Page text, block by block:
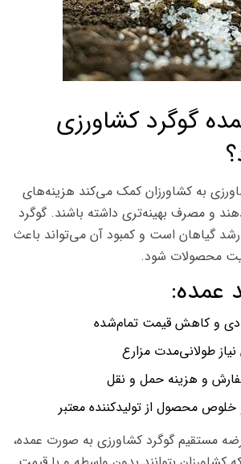
گوگرد کشاورزی
به کشاورزان کمک می‌کند هزینه‌های
و مصرف بهینه‌تری داشته باشند. گوگرد
گیاهان است و کمبود آن می‌تواند باعث
محصولات شود.
عمده:
و کاهش قیمت تمام‌شده
نیاز طولانی‌مدت مزارع
و هزینه حمل و نقل
محصول از تولیدکننده معتبر
مستقیم گوگرد کشاورزی به صورت عمده،